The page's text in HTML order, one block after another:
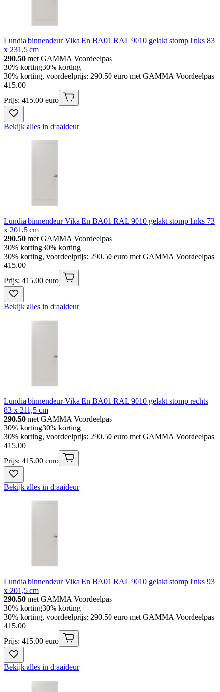
Lundia binnendeur Vika En BA01 RAL 9010 gelakt stomp links 83
x 231,5 cm
290.50 met GAMMA Voordeelpas
30% korting30% korting
30% korting, voordeelprijs: 290.50 euro met GAMMA Voordeelpas
415.00
Prijs: 415.00 euro
Bekijk alles in draaideur
Lundia binnendeur Vika En BA01 RAL 9010 gelakt stomp links 73
x 201,5 cm
290.50 met GAMMA Voordeelpas
30% korting30% korting
30% korting, voordeelprijs: 290.50 euro met GAMMA Voordeelpas
415.00
Prijs: 415.00 euro
Bekijk alles in draaideur
Lundia binnendeur Vika En BA01 RAL 9010 gelakt stomp rechts
83 x 211,5 cm
290.50 met GAMMA Voordeelpas
30% korting30% korting
30% korting, voordeelprijs: 290.50 euro met GAMMA Voordeelpas
415.00
Prijs: 415.00 euro
Bekijk alles in draaideur
Lundia binnendeur Vika En BA01 RAL 9010 gelakt stomp links 93
x 201,5 cm
290.50 met GAMMA Voordeelpas
30% korting30% korting
30% korting, voordeelprijs: 290.50 euro met GAMMA Voordeelpas
415.00
Prijs: 415.00 euro
Bekijk alles in draaideur